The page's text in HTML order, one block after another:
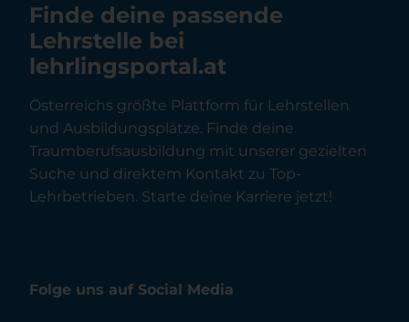
Finde deine passende
Lehrstelle bei
lehrlingsportal.at
Österreichs größte Plattform für Lehrstellen
und Ausbildungsplätze. Finde deine
Traumberufsausbildung mit unserer gezielten
Suche und direktem Kontakt zu Top-
Lehrbetrieben. Starte deine Karriere jetzt!
Folge uns auf Social Media